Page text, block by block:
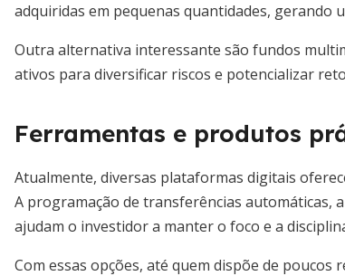
adquiridas em pequenas quantidades, gerando
Outra alternativa interessante são fundos
ativos para diversificar riscos e potencializar
Ferramentas e produtos
Atualmente, diversas plataformas digitais
A programação de transferências automáticas,
ajudam o investidor a manter o foco e a
Com essas opções, até quem dispõe de